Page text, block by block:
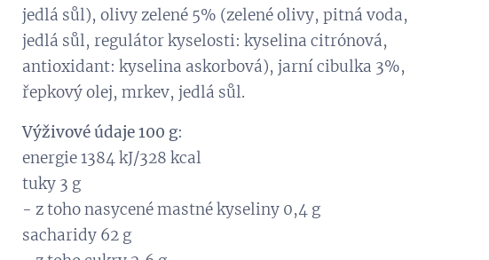
jedlá sůl), olivy zelené 5% (zelené olivy, pitná voda,
jedlá sůl, regulátor kyselosti: kyselina citrónová,
antioxidant: kyselina askorbová), jarní cibulka 3%,
řepkový olej, mrkev, jedlá sůl.
Výživové údaje 100 g:
energie 1384 kJ/328 kcal
tuky 3 g
- z toho nasycené mastné kyseliny 0,4 g
sacharidy 62 g